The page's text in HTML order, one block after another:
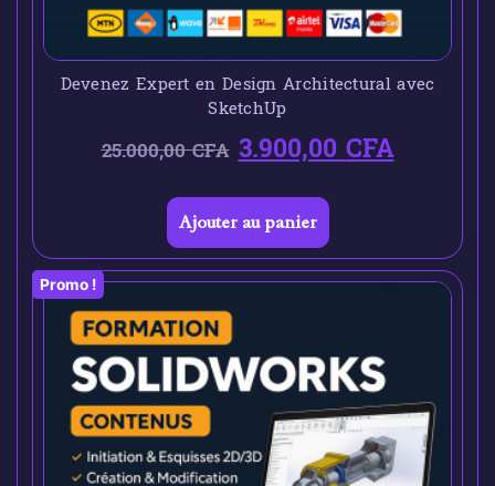
Devenez Expert en Design Architectural avec
SketchUp
25.000,00CFA 3.900,00CFA
Ajouter au panier
Promo !